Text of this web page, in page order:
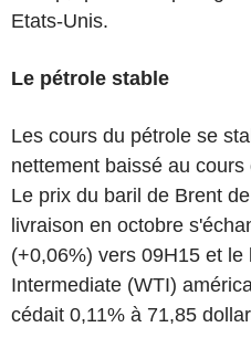
Etats-Unis.
Le pétrole stable
Les cours du pétrole se
nettement baissé au
Le prix du baril de Brent
livraison en octobre
(+0,06%) vers 09H15 et le
Intermediate (WTI)
cédait 0,11% à 71,85